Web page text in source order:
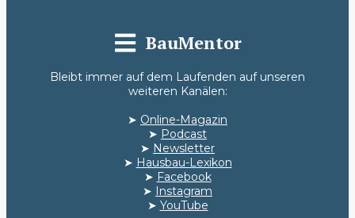
BauMentor
Bleibt immer auf dem Laufenden auf unseren
weiteren Kanälen:
➤ Online-Magazin
➤ Podcast
➤ Newsletter
➤ Hausbau-Lexikon
➤ Facebook
➤ Instagram
➤ YouTube